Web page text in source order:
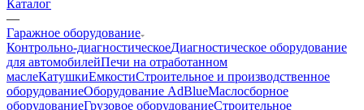
Каталог
—
Гаражное оборудование
Контрольно-диагностическоеДиагностическое оборудование
для автомобилейПечи на отработанном
маслеКатушкиЕмкостиСтроительное и производственное
оборудованиеОборудование AdBlueМаслосборное
оборудованиеГрузовое оборудованиеСтроительное